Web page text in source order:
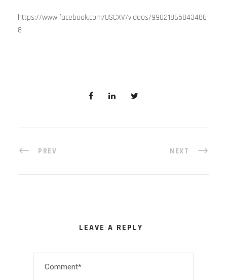
https://www.facebook.com/USCXV/videos/99021865843486
8
PREV NEXT
LEAVE A REPLY